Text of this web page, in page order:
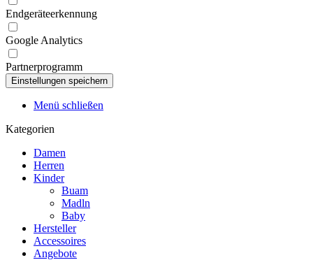
Endgeräteerkennung
Google Analytics
Partnerprogramm
Menü schließen
Kategorien
Damen
Herren
Kinder
Buam
Madln
Baby
Hersteller
Accessoires
Angebote